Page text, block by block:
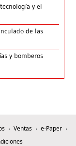
y el
de las
y bomberos
Ventas
e-Paper